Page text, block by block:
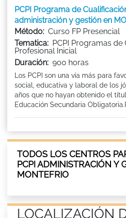
PCPI Programa de
administración y gestión en
Método: Curso FP Presencial
Tematica: PCPI Programas de
Profesional Inicial
Duración: 900 horas
Los PCPI son una vía más para
social, educativa y laboral de los
años que no hayan obtenido el
Educación Secundaria
TODOS LOS CENTROS
PCPI ADMINISTRACIÓN Y
MONTEFRIO
LOCALIZACIÓN